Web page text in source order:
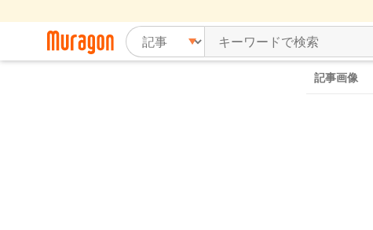
記事画像